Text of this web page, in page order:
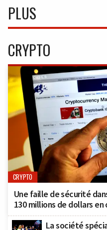
PLUS
CRYPTO
CRYPTO
Une faille de sécurité
130 millions de dollars
La société